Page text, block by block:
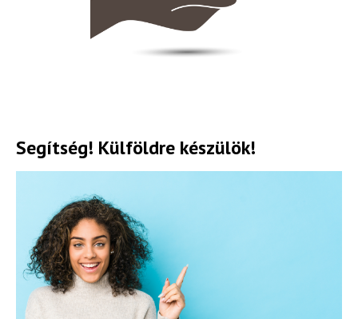
Segítség! Külföldre készülök!